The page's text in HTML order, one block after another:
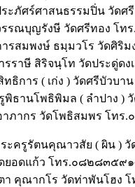
ระภัศร์ศาสนธรรมปิ่น วัด
รรณบุญรังษี วัดศรีทอง โ
ารสมพงษ์ ธมฺมวโร วัดศิริ
รราษี สิริจนฺโท วัดประดู่
ธิการ ( เก่ง ) วัดศรีบัวบ
พิธานโพธิพิมล ( ลำปาง
าภากร วัดโพธิสมพร โท
ะครูรัตนคุณาวสัย ( ผิน )
ยอดแก้ว โทร.๐๘๒๘๓๕๙
า คุณากโร วัดท่าพันโฮง